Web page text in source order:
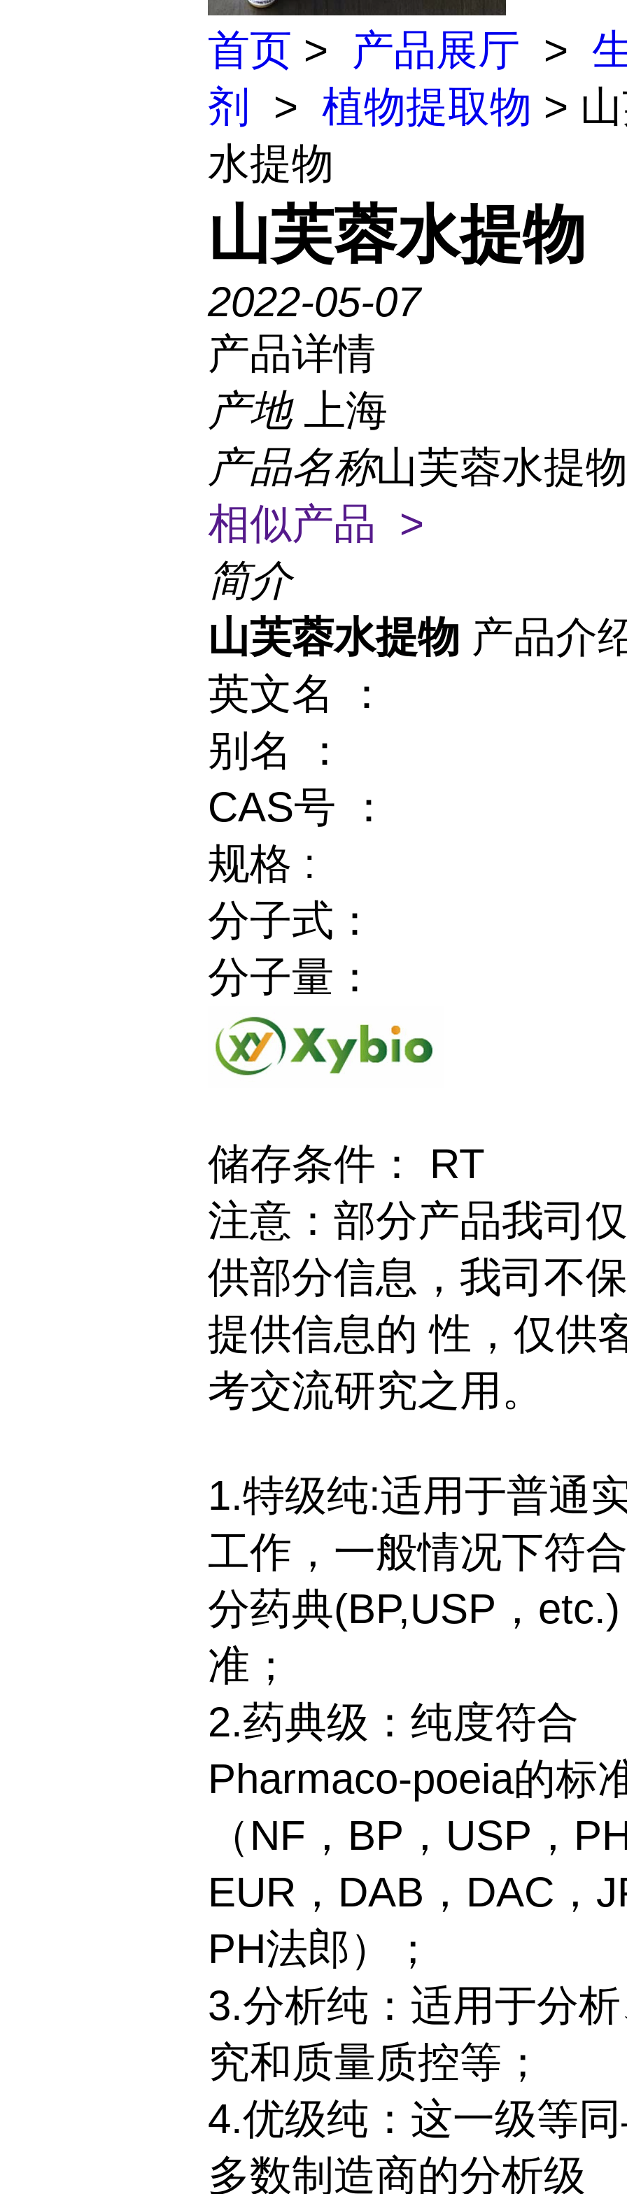
首页 > 产品展厅 >
剂 > 植物提取物 >
水提物
山芙蓉水提物
2022-05-07
产品详情
产地 上海
产品名称山芙蓉水提
相似产品 >
简介
山芙蓉水提物 产品介
英文名 ：
别名 ：
CAS号 ：
规格 :
分子式：
分子量：
储存条件： RT
注意：部分产品我司
供部分信息，我司不
提供信息的 性，仅供
考交流研究之用。
1.特级纯:适用于普通
工作，一般情况下符
分药典(BP,USP，
准；
2.药典级：纯度符合
Pharmaco-poeia的标
（NF，BP，USP，
EUR，DAB，DAC，
PH法郎）；
3.分析纯：适用于分
究和质量质控等；
4.优级纯：这一级等
多数制造商的分析级